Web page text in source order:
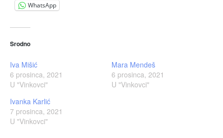
WhatsApp
Srodno
Iva Mišić
6 prosinca, 2021
U "Vinkovci"
Mara Mendeš
6 prosinca, 2021
U "Vinkovci"
Ivanka Karlić
7 prosinca, 2021
U "Vinkovci"